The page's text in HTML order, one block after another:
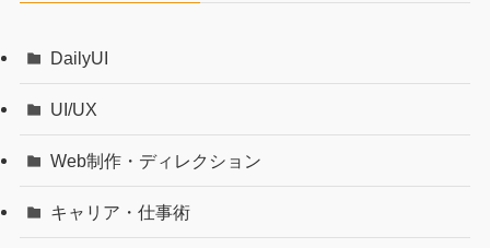
DailyUI
UI/UX
Web制作・ディレクション
キャリア・仕事術